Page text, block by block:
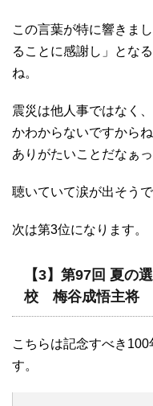
この言葉が特に響きま
ることに感謝し」とな
ね。
震災は他人事ではなく
かわからないですから
ありがたいことだなぁ
聴いていて涙が出そうで
次は第3位になります。
【3】第97回 夏の
校 梅谷成悟主将
こちらは記念すべき
す。